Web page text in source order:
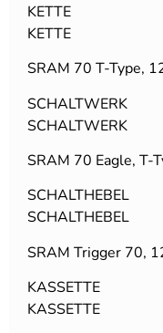
KETTE
KETTE
SRAM 70 T-Type,
SCHALTWERK
SCHALTWERK
SRAM 70 Eagle, T-
SCHALTHEBEL
SCHALTHEBEL
SRAM Trigger 70,
KASSETTE
KASSETTE